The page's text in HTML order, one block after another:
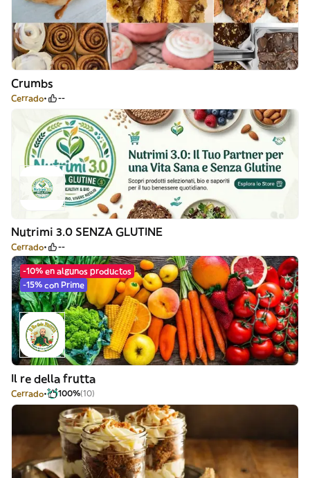
Crumbs
Cerrado --
Nutrimi 3.0 SENZA GLUTINE
Cerrado --
-10% en algunos productos
-15% con Prime
Il re della frutta
Cerrado 100%(10)